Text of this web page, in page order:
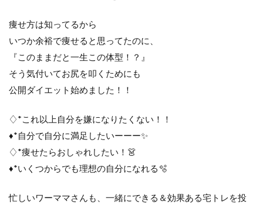
痩せ方は知ってるから
いつか余裕で痩せると思ってたのに、
『このままだと一生この体型！？』
そう気付いてお尻を叩くためにも
公開ダイエット始めました！！
♢*これ以上自分を嫌になりたくない！！
♦︎*自分で自分に満足したいーーー✨
♢*痩せたらおしゃれしたい！👗
♦︎*いくつからでも理想の自分になれる🫧
忙しいワーママさんも、一緒にできる＆効果ある宅トレを投